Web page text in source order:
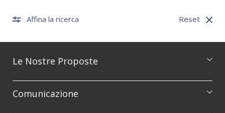
Affina la ricerca Reset
Le Nostre Proposte
Catalogo escursioni
Comunicazione